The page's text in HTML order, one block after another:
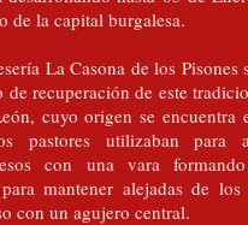
de la capital burgalesa.
La Casona de los Pisones
de recuperación de este
cuyo origen se encuentra
pastores utilizaban para
con una vara
mantener alejadas de
con un agujero central.